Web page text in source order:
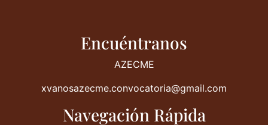
Encuéntranos
AZECME
xvanosazecme.convocatoria@gmail.com
Navegación Rápida